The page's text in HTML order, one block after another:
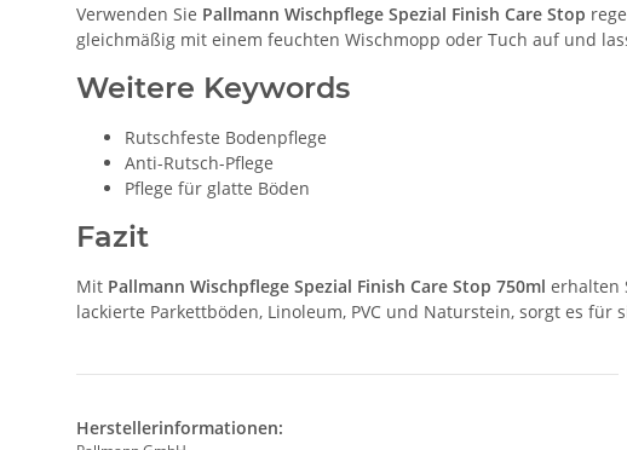
Verwenden Sie Pallmann Wischpflege Spezial Finish Care Stop
gleichmäßig mit einem feuchten Wischmopp oder Tuch auf und
Weitere Keywords
Rutschfeste Bodenpflege
Anti-Rutsch-Pflege
Pflege für glatte Böden
Fazit
Mit Pallmann Wischpflege Spezial Finish Care Stop 750ml erhalten
lackierte Parkettböden, Linoleum, PVC und Naturstein, sorgt es
Herstellerinformationen: